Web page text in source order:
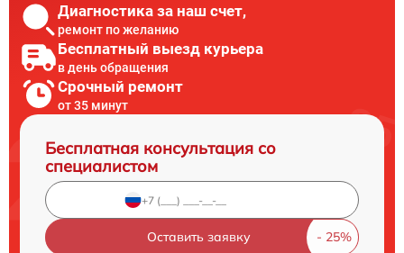
Диагностика за наш счет,
ремонт по желанию
Бесплатный выезд курьера
в день обращения
Срочный ремонт
от 35 минут
Бесплатная консультация со
специалистом
Оставить заявку